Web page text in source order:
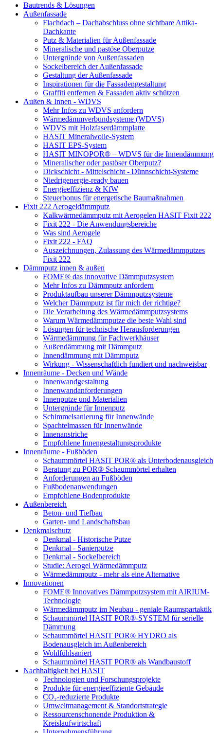
Bautrends & Lösungen
Außenfassade
Flachdach – Dachabschluss ohne sichtbare Attika-
Dachkante
Putz & Materialien für Außenfassade
Mineralische und pastöse Oberputze
Untergründe von Außenfassaden
Sockelbereich der Außenfassade
Gestaltung der Außenfassade
Inspirationen für die Fassadengestaltung
Graffiti entfernen & Fassaden aktiv schützen
Außen & Innen - WDVS
Mehr Infos zu WDVS anfordern
Wärmedämmverbundsysteme (WDVS)
WDVS mit Holzfaserdämmplatte
HASIT Mineralwolle-System
HASIT EPS-System
HASIT MINOPOR® – WDVS für die Innendämmung
Mineralischer oder pastöser Oberputz?
Dickschicht - Mittelschicht - Dünnschicht-Systeme
Niedrigenergie-ready bauen
Energieeffizienz & KfW
Steuerbonus für energetische Baumaßnahmen
Fixit 222 Aerogeldämmputz
Kalkwärmedämmputz mit Aerogelen HASIT Fixit 222
Fixit 222 - Die Anwendungsbereiche
Was sind Aerogele
Fixit 222 - FAQ
Auszeichnungen, Zulassung des Wärmedämmputzes
Fixit 222
Dämmputz innen & außen
FOME® das innovative Dämmputzsystem
Mehr Infos zu Dämmputz anfordern
Produktaufbau unserer Dämmputzsysteme
Welcher Dämmputz ist für mich der richtige?
Die Verarbeitung des Wärmedämmputzsystems
Warum Wärmedämmputze die beste Wahl sind
Lösungen für technische Herausforderungen
Wärmedämmung für Fachwerkhäuser
Außendämmung mit Dämmputz
Innendämmung mit Dämmputz
Wirkung - Wissenschaftlich fundiert und nachweisbar
Innenräume - Decken und Wände
Innenwandgestaltung
Innenwandanforderungen
Innenputze und Materialien
Untergründe für Innenputz
Schimmelsanierung für Innenwände
Spachtelmassen für Innenwände
Innenanstriche
Empfohlene Innengestaltungsprodukte
Innenräume - Fußböden
Schaummörtel HASIT POR® als Unterbodenausgleich
Beratung zu POR® Schaummörtel erhalten
Anforderungen an Fußböden
Fußbodenanwendungen
Empfohlene Bodenprodukte
Außenbereich
Beton- und Tiefbau
Garten- und Landschaftsbau
Denkmalschutz
Denkmal - Historische Putze
Denkmal - Sanierputze
Denkmal - Sockelbereich
Studie: Aerogel Wärmedämmputz
Wärmedämmputz - mehr als eine Alternative
Innovationen
FOME® Innovatives Dämmputzsystem mit AIRIUM-
Technologie
Wärmedämmputz im Neubau - geniale Raumspartaktik
Schaummörtel HASIT POR®-SYSTEM für serielle
Dämmung
Schaummörtel HASIT POR® HYDRO als
Bodenausgleich im Außenbereich
Wohlfühlsaniert
Schaummörtel HASIT POR® als Wandbaustoff
Nachhaltigkeit bei HASIT
Technologien und Forschungsprojekte
Produkte für energieeffiziente Gebäude
CO₂-reduzierte Produkte
Umweltmanagement & Standortstrategie
Ressourcenschonende Produktion &
Kreislaufwirtschaft